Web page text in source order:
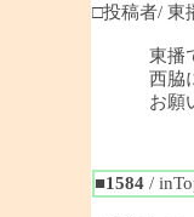
□投稿者/ 東
東播
西脇
お願
■1584/